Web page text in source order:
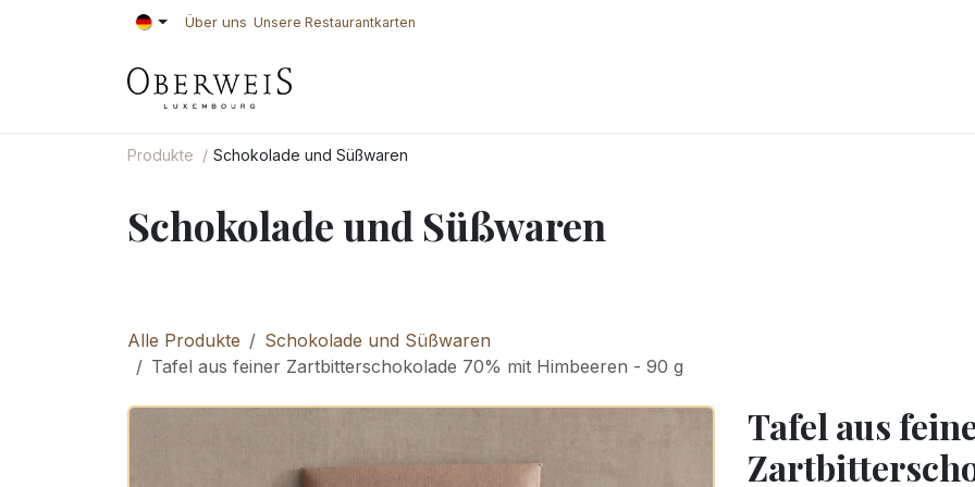
Zum Inhalt springen Über uns Unsere Restaurantkarten
Produkte Schokolade und Süßwaren
Schokolade und Süßwaren
Alle Produkte
Schokolade und Süßwaren
Tafel aus feiner Zartbitterschokolade 70% mit Himbeeren - 90 g
Tafel aus